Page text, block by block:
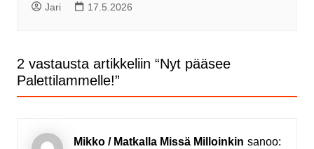
Jari 17.5.2026
2 vastausta artikkeliin “Nyt pääsee
Palettilammelle!”
Mikko / Matkalla Missä Milloinkin sanoo: